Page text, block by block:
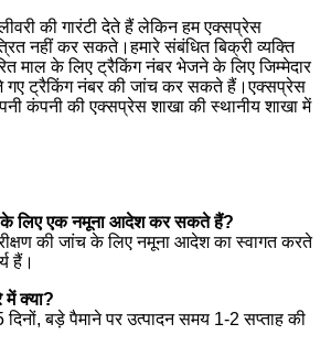
की गारंटी देते हैं लेकिन हम एक्सप्रेस
नहीं कर सकते।हमारे संबंधित बिक्री व्यक्ति
माल के लिए ट्रैकिंग नंबर भेजने के लिए जिम्मेदार
गए ट्रैकिंग नंबर की जांच कर सकते हैं।एक्सप्रेस
कंपनी की एक्सप्रेस शाखा की स्थानीय शाखा में
के लिए एक नमूना आदेश कर सकते हैं?
की जांच के लिए नमूना आदेश का स्वागत करते
हैं।
क्या?
बड़े पैमाने पर उत्पादन समय 1-2 सप्ताह की